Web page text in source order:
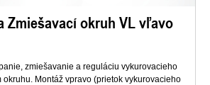
Zmiešavací okruh VL vľavo
zmiešavanie a reguláciu vykurovacieho
okruhu. Montáž vpravo (prietok vykurovacieho